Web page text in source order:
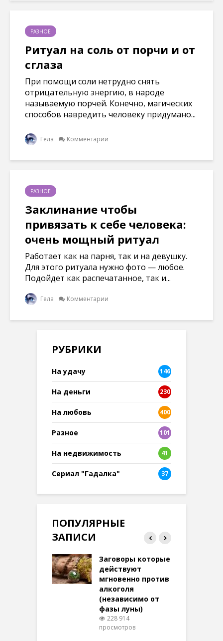
РАЗНОЕ
Ритуал на соль от порчи и от
сглаза
При помощи соли нетрудно снять
отрицательную энергию, в народе
называемую порчей. Конечно, магических
способов навредить человеку придумано...
Гела Комментарии
РАЗНОЕ
Заклинание чтобы
привязать к себе человека:
очень мощный ритуал
Работает как на парня, так и на девушку.
Для этого ритуала нужно фото — любое.
Подойдет как распечатанное, так и...
Гела Комментарии
РУБРИКИ
На удачу 146
На деньги 230
На любовь 400
Разное
101
8
На недвижимость 41
Сериал "Гадалка" 37
ПОПУЛЯРНЫЕ
ЗАПИСИ
Заговоры которые
действуют
мгновенно против
алкоголя
(независимо от
фазы луны)
228 914
просмотров